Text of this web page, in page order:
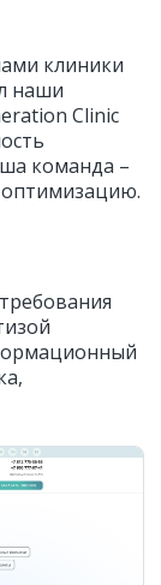
клиники
наши
Clinic
команда –
оптимизацию.